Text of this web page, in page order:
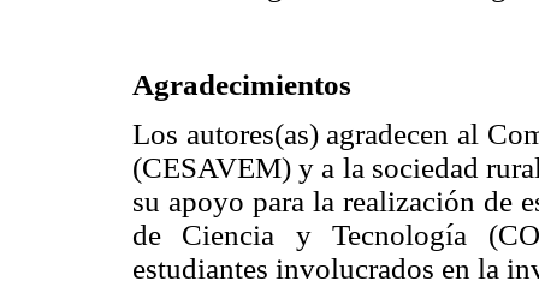
Agradecimientos
Los autores(as) agradecen al
(CESAVEM) y a la sociedad
su apoyo para la realización de
de Ciencia y Tecnología
estudiantes involucrados en la